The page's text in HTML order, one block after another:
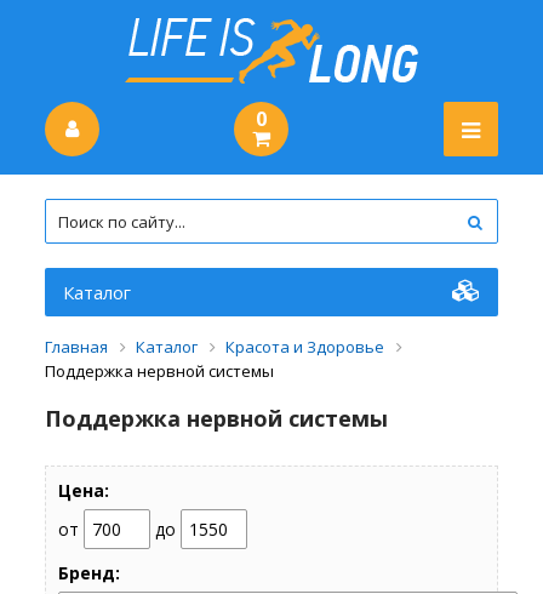
0
Каталог
Главная Каталог
Красота и Здоровье
Поддержка нервной системы
Поддержка нервной системы
Цена:
от
до
Бренд: